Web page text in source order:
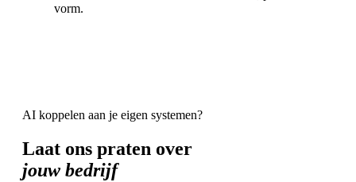
vorm.
AI koppelen aan je eigen systemen?
Laat ons praten over
jouw bedrijf